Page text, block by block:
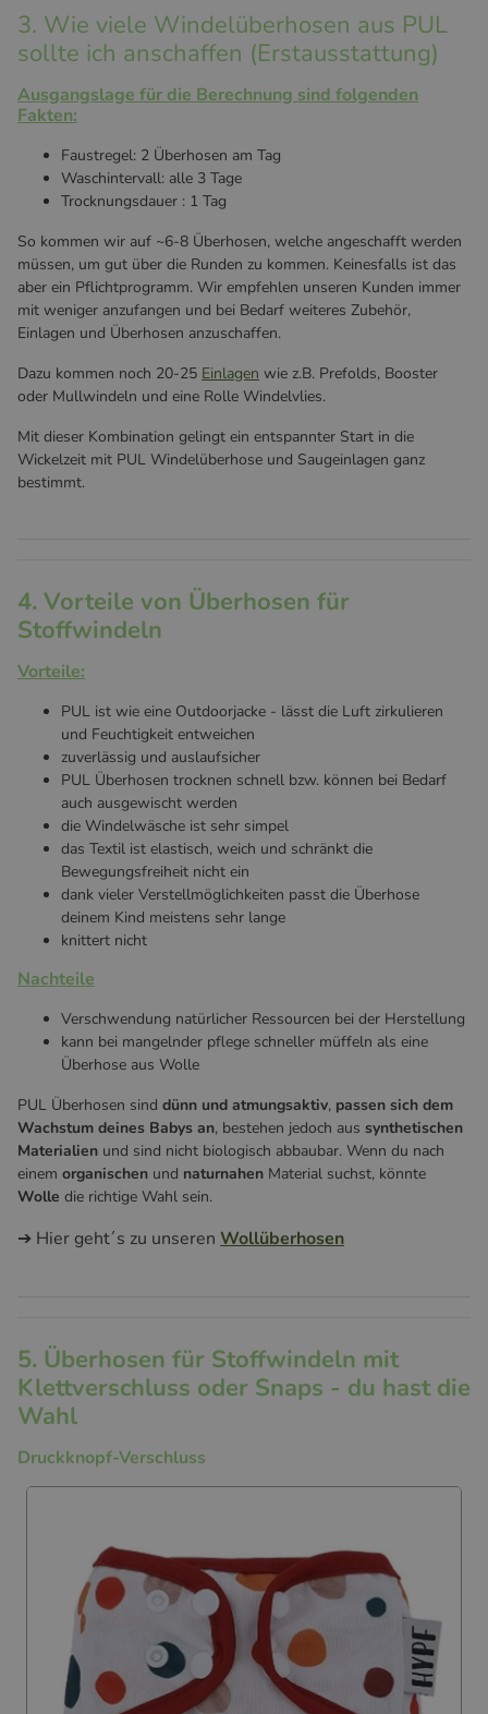
3. Wie viele Windelüberhosen aus PUL
sollte ich anschaffen (Erstausstattung)
Ausgangslage für die Berechnung sind folgenden
Fakten:
Faustregel: 2 Überhosen am Tag
Waschintervall: alle 3 Tage
Trocknungsdauer : 1 Tag
So kommen wir auf ~6-8 Überhosen, welche angeschafft werden
müssen, um gut über die Runden zu kommen. Keinesfalls ist das
aber ein Pflichtprogramm. Wir empfehlen unseren Kunden immer
mit weniger anzufangen und bei Bedarf weiteres Zubehör,
Einlagen und Überhosen anzuschaffen.
Dazu kommen noch 20-25 Einlagen wie z.B. Prefolds, Booster
oder Mullwindeln und eine Rolle Windelvlies.
Mit dieser Kombination gelingt ein entspannter Start in die
Wickelzeit mit PUL Windelüberhose und Saugeinlagen ganz
bestimmt.
4. Vorteile von Überhosen für
Stoffwindeln
Vorteile:
PUL ist wie eine Outdoorjacke - lässt die Luft zirkulieren
und Feuchtigkeit entweichen
zuverlässig und auslaufsicher
PUL Überhosen trocknen schnell bzw. können bei Bedarf
auch ausgewischt werden
die Windelwäsche ist sehr simpel
das Textil ist elastisch, weich und schränkt die
Bewegungsfreiheit nicht ein
dank vieler Verstellmöglichkeiten passt die Überhose
deinem Kind meistens sehr lange
knittert nicht
Nachteile
Verschwendung natürlicher Ressourcen bei der Herstellung
kann bei mangelnder pflege schneller müffeln als eine
Überhose aus Wolle
PUL Überhosen sind dünn und atmungsaktiv, passen sich dem
Wachstum deines Babys an, bestehen jedoch aus synthetischen
Materialien und sind nicht biologisch abbaubar. Wenn du nach
einem organischen und naturnahen Material suchst, könnte
Wolle die richtige Wahl sein.
➔ Hier geht´s zu unseren Wollüberhosen
5. Überhosen für Stoffwindeln mit
Klettverschluss oder Snaps - du hast die
Wahl
Druckknopf-Verschluss